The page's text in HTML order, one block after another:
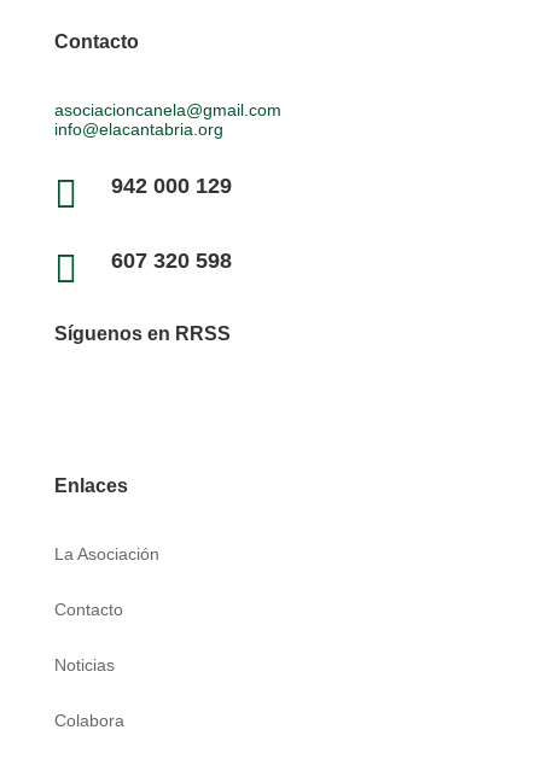
Contacto
asociacioncanela@gmail.com
info@elacantabria.org
 942 000 129
 607 320 598
Síguenos en RRSS
Enlaces
La Asociación
Contacto
Noticias
Colabora